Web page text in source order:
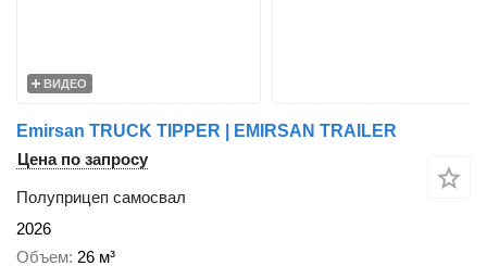
ВИДЕО
Emirsan TRUCK TIPPER | EMIRSAN TRAILER
Цена по запросу
Полуприцеп самосвал
2026
Объем 26 м³